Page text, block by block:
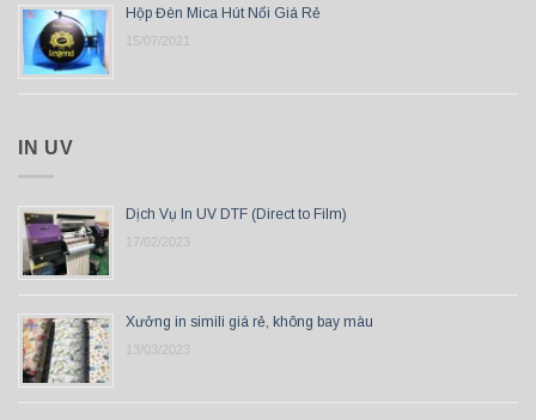
Hộp Đèn Mica Hút Nổi Giá Rẻ
15/07/2021
IN UV
Dịch Vụ In UV DTF (Direct to Film)
17/02/2023
Xưởng in simili giá rẻ, không bay màu
13/03/2023